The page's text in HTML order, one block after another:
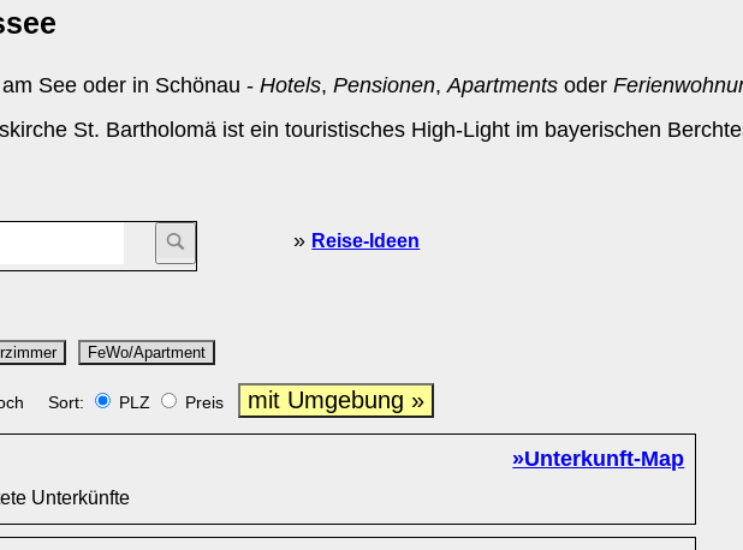
See oder in Schönau -Hotels,Pensionen,Apartments oder
St. Bartholomä ist ein touristisches High-Light im bayerischen
» Reise-Ideen
FeWo/Apartment
Sort: PLZ Preis mit Umgebung »
»Unterkunft-Map
Unterkünfte